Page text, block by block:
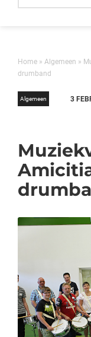
Home» Algemeen »
drumband
Algemeen 3